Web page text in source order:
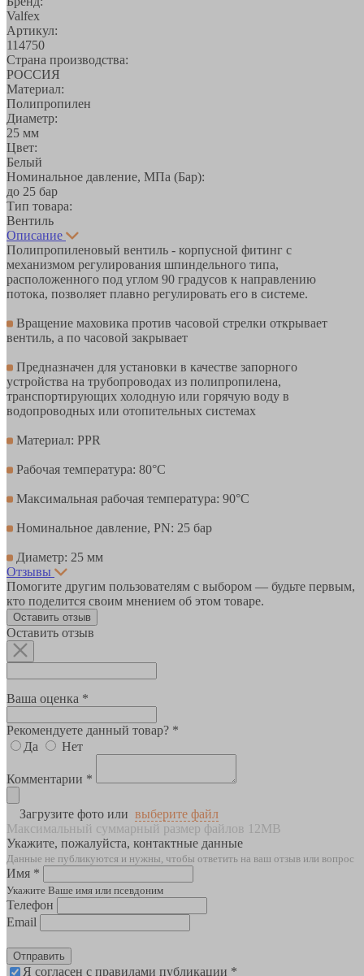
Valfex
Артикул:
114750
Страна производства:
РОССИЯ
Материал:
Полипропилен
Диаметр:
25 мм
Цвет:
Белый
Номинальное давление, МПа (Бар):
до 25 бар
Тип товара:
Вентиль
Описание
Полипропиленовый вентиль - корпусной фитинг с
механизмом регулирования шпиндельного типа,
расположенного под углом 90 градусов к направлению
потока, позволяет плавно регулировать его в системе.
Вращение маховика против часовой стрелки открывает
вентиль, а по часовой закрывает
Предназначен для установки в качестве запорного
устройства на трубопроводах из полипропилена,
транспортирующих холодную или горячую воду в
водопроводных или отопительных системах
Материал: PPR
Рабочая температура: 80°С
Максимальная рабочая температура: 90°С
Номинальное давление, PN: 25 бар
Диаметр: 25 мм
Отзывы
Помогите другим пользователям с выбором — будьте первым,
кто поделится своим мнением об этом товаре.
Оставить отзыв
Оставить отзыв
Ваша оценка *
Рекомендуете данный товар? *
Да
Нет
Комментарии *
Загрузите фото или выберите файл
Максимальный суммарный размер файлов 12MB
Укажите, пожалуйста, контактные данные
Данные не публикуются и нужны, чтобы ответить на ваш отзыв или вопрос
Имя *
Укажите Ваше имя или псевдоним
Телефон
Email
Отправить
Я согласен с правилами публикации *